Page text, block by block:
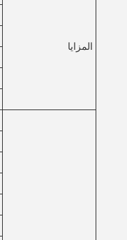
المزايا